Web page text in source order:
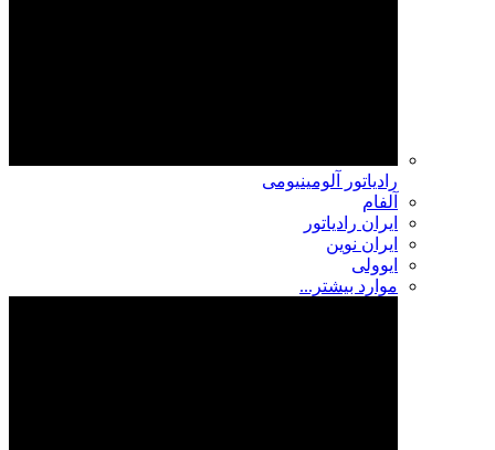
رادیاتور آلومینیومی
آلفام
ایران رادیاتور
ایران نوین
ایوولی
موارد بیشتر...